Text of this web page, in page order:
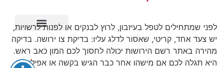
לפני שמתחילים לטפל בעיזבון, לרוץ לבנקים או לפנות לרשויות,
יש צעד אחד, קריטי, שאסור לדלג עליו: בדיקת צו ירושה. בדיקה
מהירה באתר רשם הירושות יכולה לחסוך לכם המון כאב ראש.
היא תגלה לכם אם מישהו אחר כבר הגיש בקשה או אפילו אם